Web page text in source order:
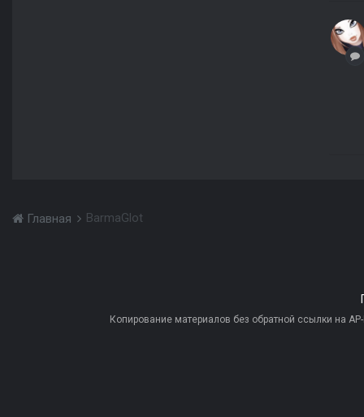
Главная BarmaGlot
Копирование материалов без обратной ссылки на